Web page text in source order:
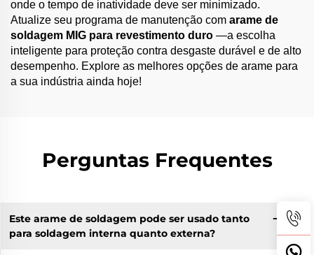
onde o tempo de inatividade deve ser minimizado.
Atualize seu programa de manutenção com arame de
soldagem MIG para revestimento duro —a escolha
inteligente para proteção contra desgaste durável e de alto
desempenho. Explore as melhores opções de arame para
a sua indústria ainda hoje!
Perguntas Frequentes
Este arame de soldagem pode ser usado tanto
para soldagem interna quanto externa?